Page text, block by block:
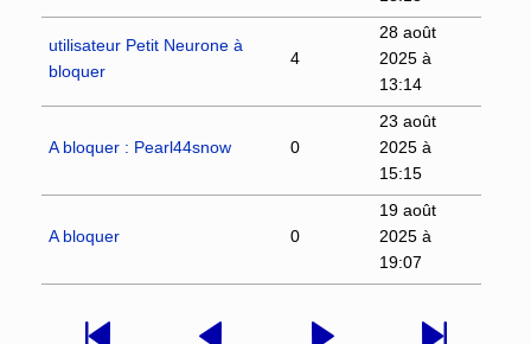
utilisateur Petit Neurone à
bloquer
4
28 août
2025 à
13:14
A bloquer : Pearl44snow 0
23 août
2025 à
15:15
A bloquer 0
19 août
2025 à
19:07